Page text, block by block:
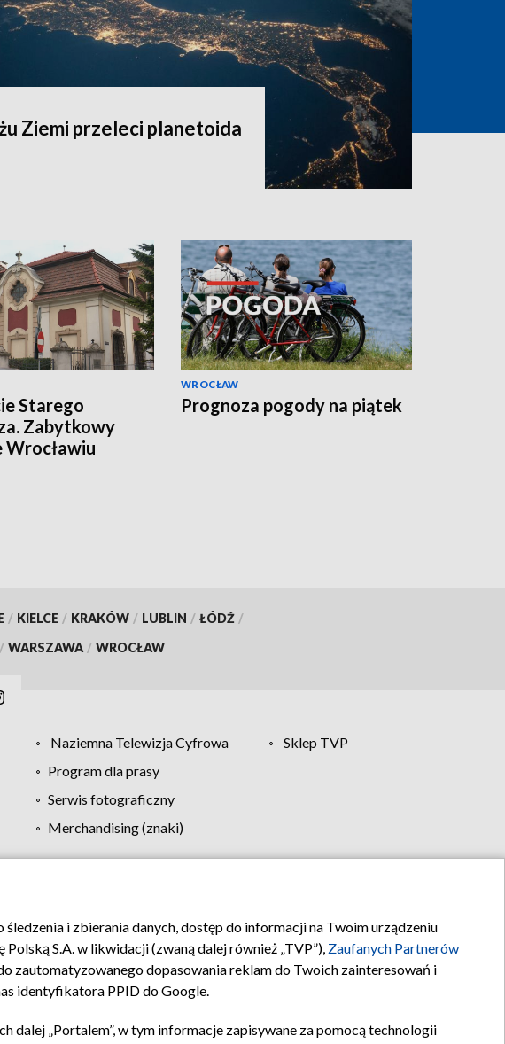
Ziemi przeleci planetoida
Starego
Zabytkowy
WROCŁAW
Prognoza pogody na piątek
/ KIELCE / KRAKÓW / LUBLIN / ŁÓDŹ /
/ WARSZAWA / WROCŁAW
Naziemna Telewizja Cyfrowa
Sklep TVP
Program dla prasy
Serwis fotograficzny
Merchandising (znaki)
Biuro reklamy Kontakt
i zbierania danych, dostęp do informacji na Twoim urządzeniu
S.A. w likwidacji (zwaną dalej również „TVP”), Zaufanych Partnerów
zautomatyzowanego dopasowania reklam do Twoich zainteresowań i
identyfikatora PPID do Google.
dalej „Portalem”, w tym informacje zapisywane za pomocą technologii